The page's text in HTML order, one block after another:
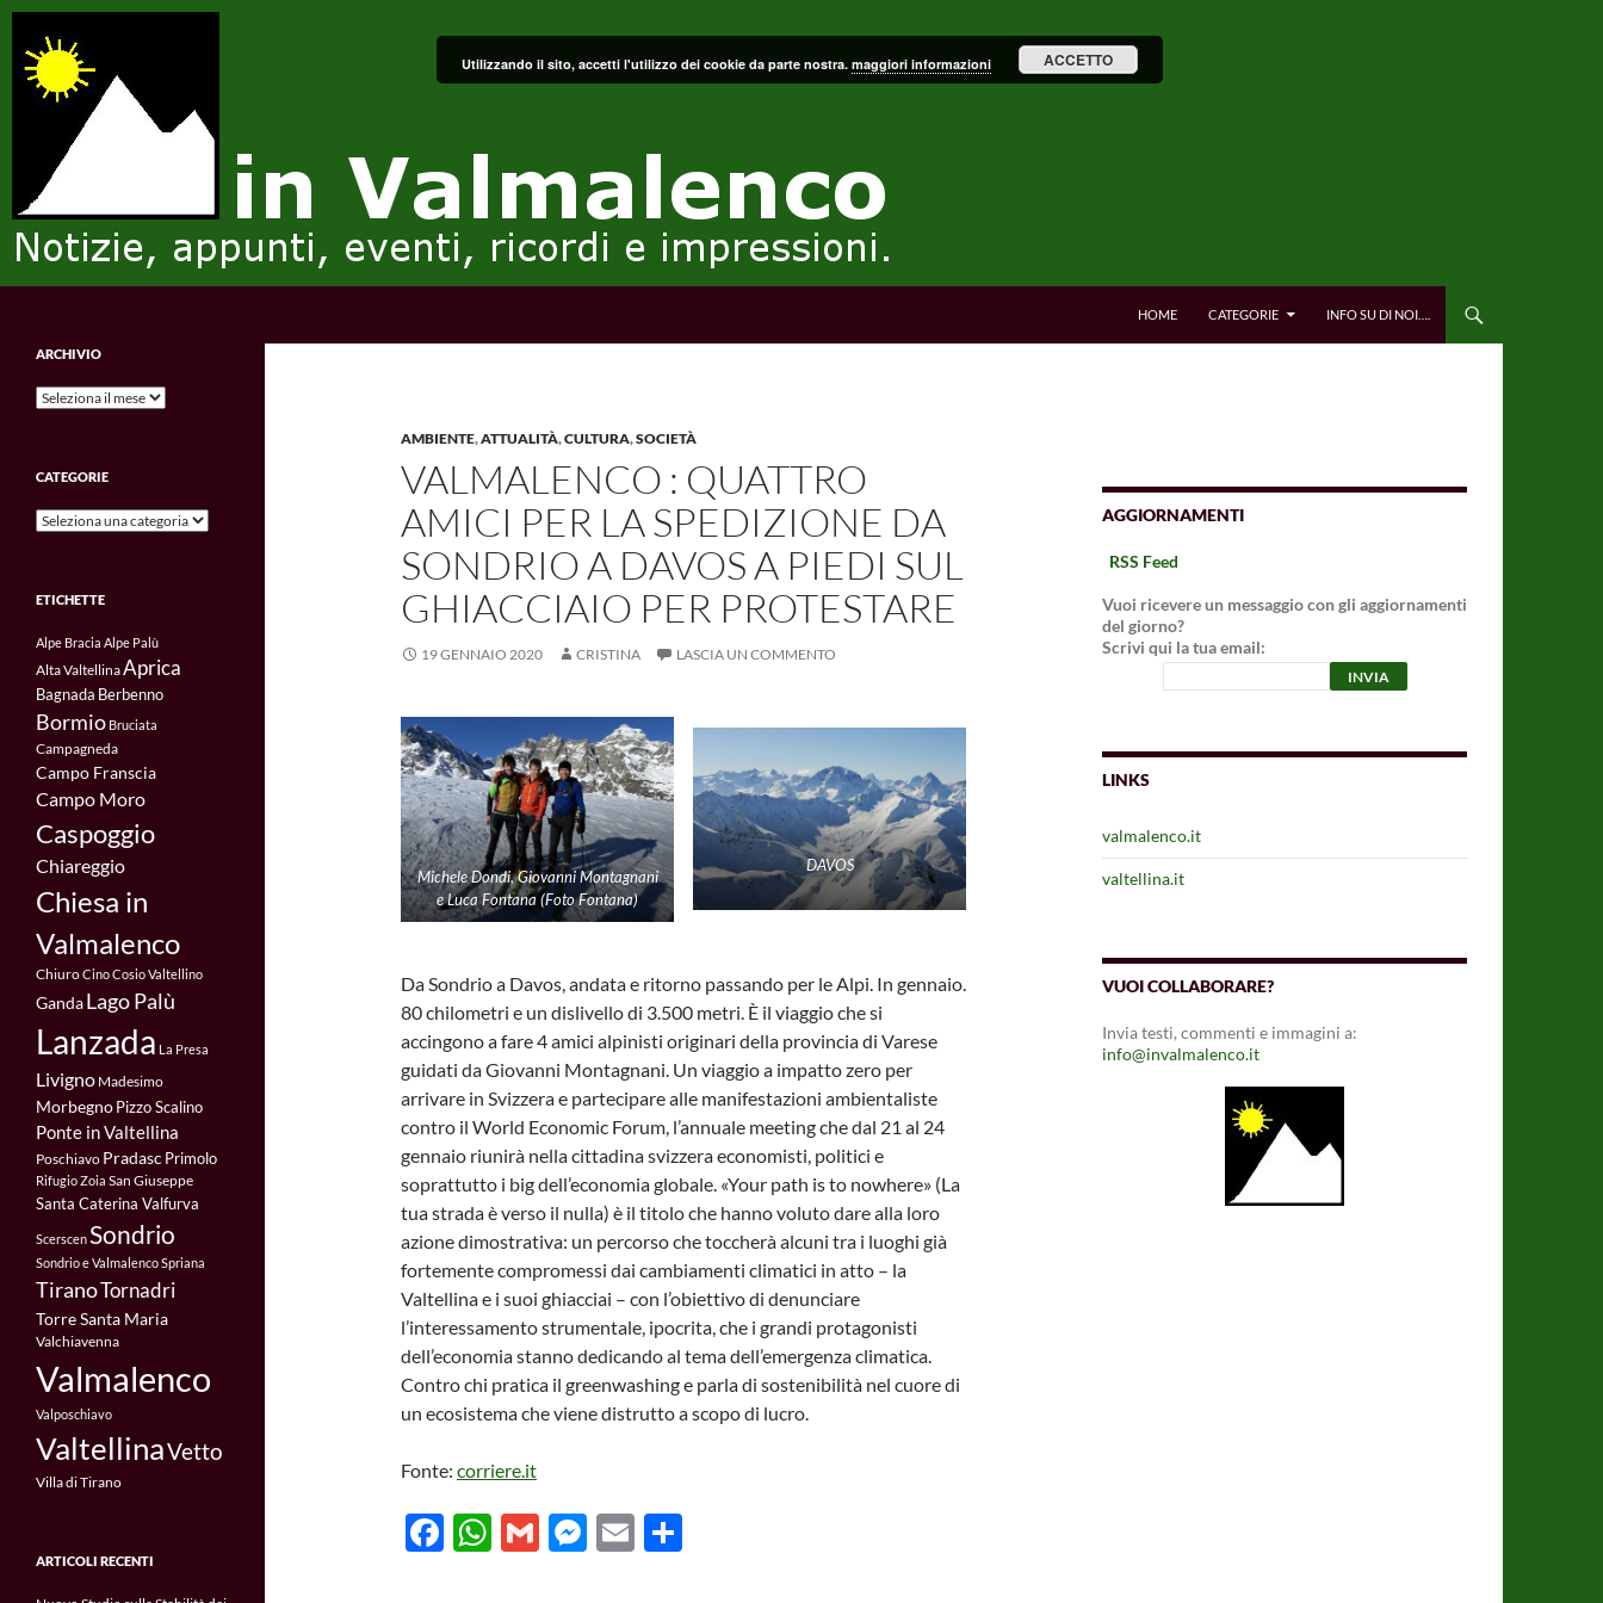
Vai
contenuto
HOME CATEGORIE INFO SU DI NOI….
AMBIENTE,ATTUALITÀ,CULTURA,SOCIETÀ
VALMALENCO : QUATTRO
AMICI PER LA SPEDIZIONE DA
SONDRIO A DAVOS A PIEDI SUL
GHIACCIAIO PER PROTESTARE
19 GENNAIO 2020 CRISTINA LASCIA UN COMMENTO
Michele Dondi, Giovanni Montagnani
e Luca Fontana (Foto Fontana)
DAVOS
Da Sondrio a Davos, andata e ritorno passando per le Alpi. In gennaio.
80 chilometri e un dislivello di 3.500 metri. È il viaggio che si
accingono a fare 4 amici alpinisti originari della provincia di Varese
guidati da Giovanni Montagnani. Un viaggio a impatto zero per
arrivare in Svizzera e partecipare alle manifestazioni ambientaliste
contro il World Economic Forum, l’annuale meeting che dal 21 al 24
gennaio riunirà nella cittadina svizzera economisti, politici e
soprattutto i big dell’economia globale. «Your path is to nowhere» (La
tua strada è verso il nulla) è il titolo che hanno voluto dare alla loro
azione dimostrativa: un percorso che toccherà alcuni tra i luoghi già
fortemente compromessi dai cambiamenti climatici in atto – la
Valtellina e i suoi ghiacciai – con l’obiettivo di denunciare
l’interessamento strumentale, ipocrita, che i grandi protagonisti
dell’economia stanno dedicando al tema dell’emergenza climatica.
Contro chi pratica il greenwashing e parla di sostenibilità nel cuore di
un ecosistema che viene distrutto a scopo di lucro.
Fonte: corriere.it
F
W G
M E
AGGIORNAMENTI
RSS Feed
Vuoi ricevere un messaggio con gli aggiornamenti
del giorno?
Scrivi qui la tua email:
LINKS
valmalenco.it
valtellina.it
VUOI COLLABORARE?
Invia testi, commenti e immagini a:
info@invalmalenco.it
Notizie, appunti, eventi, ricordi e
ARCHIVIO
Archivio
CATEGORIE
Categorie
ETICHETTE
Alpe Bracia Alpe Palù
Alta ValtellinaAprica
Bagnada Berbenno
Bormio Bruciata
Campagneda
Campo Franscia
Campo Moro
Caspoggio
Chiareggio
Chiesa in
Valmalenco
ChiuroCinoCosio Valtellino
GandaLago Palù
Lanzada La Presa
Livigno Madesimo
MorbegnoPizzo Scalino
Ponte in Valtellina
Poschiavo Pradasc Primolo
Rifugio Zoia San Giuseppe
Santa Caterina Valfurva
ScerscenSondrio
Sondrio e ValmalencoSpriana
TiranoTornadri
Torre Santa Maria
Valchiavenna
Valmalenco
Valposchiavo
ValtellinaVetto
Villa di Tirano
ARTICOLI RECENTI
Utilizzando il sito, accetti l'utilizzo dei cookie da parte nostra. maggiori informazioni ACCETTO